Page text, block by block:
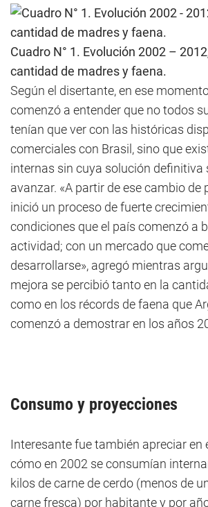
Cuadro N° 1. Evolución 2002 –
cantidad de madres y faena.
Según el disertante, en ese
comenzó a entender que no todos
tenían que ver con las históricas
comerciales con Brasil, sino que
internas sin cuya solución definitiva
avanzar. «A partir de ese cambio de
inició un proceso de fuerte
condiciones que el país comenzó a
actividad; con un mercado que
desarrollarse», agregó mientras
mejora se percibió tanto en la
como en los récords de faena que
comenzó a demostrar en los años
Consumo y proyecciones
Interesante fue también apreciar en
cómo en 2002 se consumían
kilos de carne de cerdo (menos de
carne fresca) por habitante y por